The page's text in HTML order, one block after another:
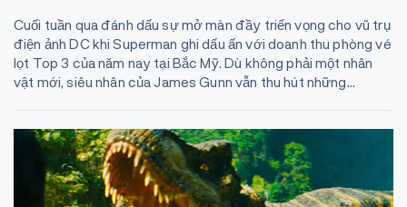
Cuối tuần qua đánh dấu sự mở màn đầy triển vọng cho vũ trụ
điện ảnh DC khi Superman ghi dấu ấn với doanh thu phòng vé
lọt Top 3 của năm nay tại Bắc Mỹ. Dù không phải một nhân
vật mới, siêu nhân của James Gunn vẫn thu hút những...